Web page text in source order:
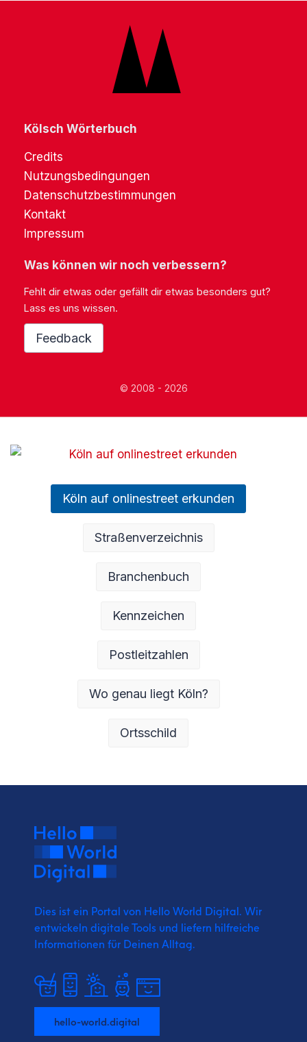
Kölsch Wörterbuch
Credits
Nutzungsbedingungen
Datenschutzbestimmungen
Kontakt
Impressum
Was können wir noch verbessern?
Fehlt dir etwas oder gefällt dir etwas besonders gut?
Lass es uns wissen.
Feedback
© 2008 - 2026
Köln auf onlinestreet erkunden
Straßenverzeichnis
Branchenbuch
Kennzeichen
Postleitzahlen
Wo genau liegt Köln?
Ortsschild
Dies ist ein Portal von Hello World Digital. Wir
entwickeln digitale Tools und liefern hilfreiche
Informationen für Deinen Alltag.
hello-world.digital